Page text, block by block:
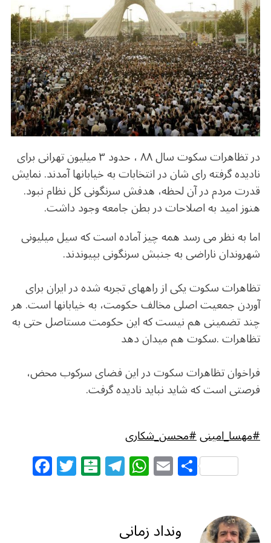
o
o
k
m p
p
در تظاهرات سکوت سال ۸۸ ، حدود ۳ میلیون تهرانی برای
نادیده گرفته رای شان در انتخابات به خیابانها آمدند. نمایش
قدرت مردم در آن لحظه، هدفش سرنگونی کل نظام نبود.
هنوز امید به اصلاحات در بطن جامعه وجود داشت.
اما به نظر می رسد همه چیز آماده است که سیل میلیونی
شهروندان ناراضی به جنبش سرنگونی بپیوندند.
تظاهرات سکوت یکی از راههای تجربه شده در ایران برای
آوردن جمعیت اصلی مخالف حکومت، به خیابانها است. هر
چند تضمینی هم نیست که این حکومت مستاصل حتی به
تظاهرات .سکوت هم میدان دهد
فراخوان تظاهرات سکوت در این فضای سرکوب محض،
فرصتی است که شاید نباید نادیده گرفت.
#مهسا_امینی#محسن_شکاری
F
a T
w B
al T
el
g
W
h
s
E
m
l
S
h
e ونداد زمانی